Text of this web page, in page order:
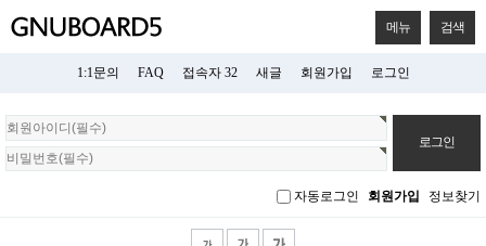
메뉴 검색
1:1문의 FAQ 접속자 32 새글 회원가입 로그인
회
원
로
자동로그인 회원가입 정보찾기